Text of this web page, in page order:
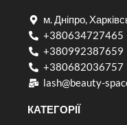
м. Дніпро,
+380634727465
+380992387659
+380682036757​
lash@beauty-
КАТЕГОРІЇ